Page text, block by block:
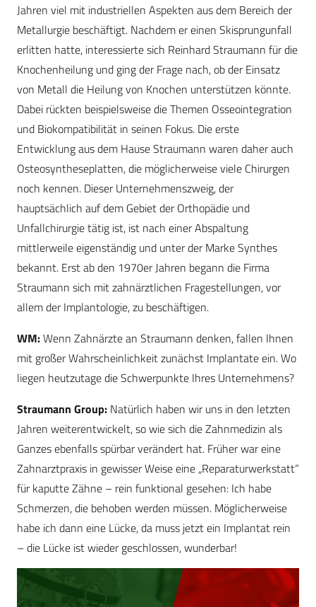
Jahren viel mit industriellen Aspekten aus dem Bereich der
Metallurgie beschäftigt. Nachdem er einen Skisprungunfall
erlitten hatte, interessierte sich Reinhard Straumann für die
Knochenheilung und ging der Frage nach, ob der Einsatz
von Metall die Heilung von Knochen unterstützen könnte.
Dabei rückten beispielsweise die Themen Osseointegration
und Biokompatibilität in seinen Fokus. Die erste
Entwicklung aus dem Hause Straumann waren daher auch
Osteosyntheseplatten, die möglicherweise viele Chirurgen
noch kennen. Dieser Unternehmenszweig, der
hauptsächlich auf dem Gebiet der Orthopädie und
Unfallchirurgie tätig ist, ist nach einer Abspaltung
mittlerweile eigenständig und unter der Marke Synthes
bekannt. Erst ab den 1970er Jahren begann die Firma
Straumann sich mit zahnärztlichen Fragestellungen, vor
allem der Implantologie, zu beschäftigen.
WM:Wenn Zahnärzte an Straumann denken, fallen Ihnen
mit großer Wahrscheinlichkeit zunächst Implantate ein. Wo
liegen heutzutage die Schwerpunkte Ihres Unternehmens?
Straumann Group: Natürlich haben wir uns in den letzten
Jahren weiterentwickelt, so wie sich die Zahnmedizin als
Ganzes ebenfalls spürbar verändert hat. Früher war eine
Zahnarztpraxis in gewisser Weise eine „Reparaturwerkstatt“
für kaputte Zähne – rein funktional gesehen: Ich habe
Schmerzen, die behoben werden müssen. Möglicherweise
habe ich dann eine Lücke, da muss jetzt ein Implantat rein
– die Lücke ist wieder geschlossen, wunderbar!